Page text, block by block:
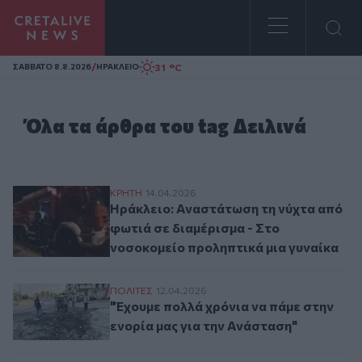
Homepage
ΣAΒΒΑΤΟ 8.8.2026/ΗΡΑΚΛΕΙΟ 31 °C
Όλα τα άρθρα του tag Δειλινά
Ηράκλειο: Αναστάτωση τη νύχτα από
ΚΡΗΤΗ 14.04.2026
Ηράκλειο: Αναστάτωση τη νύχτα από
φωτιά σε διαμέρισμα - Στο
νοσοκομείο προληπτικά μια γυναίκα
"Έχουμε πολλά χρόνια να πάμε στην
ΠΟΛΙΤΕΣ 12.04.2026
"Έχουμε πολλά χρόνια να πάμε στην
ενορία μας για την Ανάσταση"